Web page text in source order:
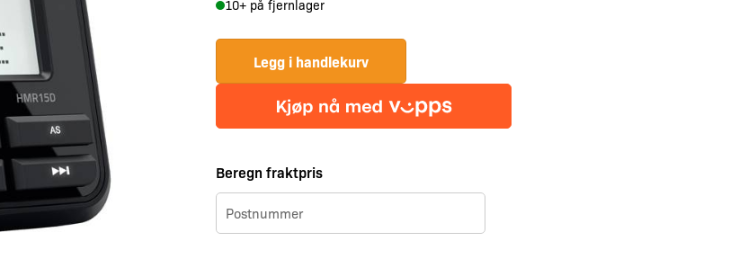
antall
10+ på fjernlager
Legg i handlekurv
Beregn fraktpris